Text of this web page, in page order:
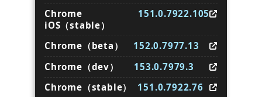
Chrome
iOS（stable）
151.0.7922.105
Chrome（beta）
152.0.7977.13
Chrome（dev）
153.0.7979.3
Chrome（stable）
151.0.7922.76